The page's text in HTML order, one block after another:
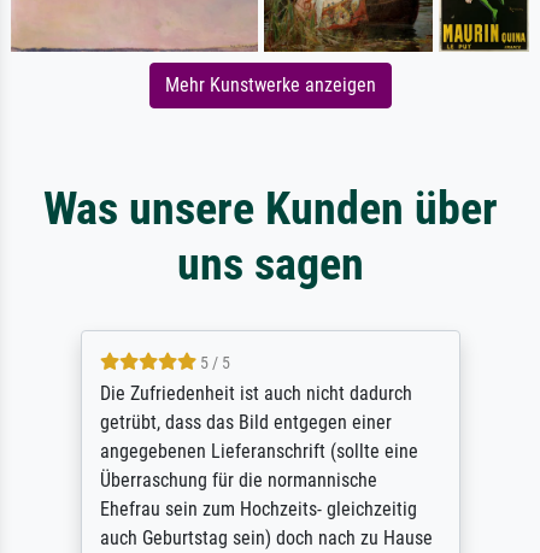
Mehr Kunstwerke anzeigen
Was unsere Kunden über
uns sagen
5 / 5
Die Zufriedenheit ist auch nicht dadurch
getrübt, dass das Bild entgegen einer
angegebenen Lieferanschrift (sollte eine
Überraschung für die normannische
Ehefrau sein zum Hochzeits- gleichzeitig
auch Geburtstag sein) doch nach zu Hause